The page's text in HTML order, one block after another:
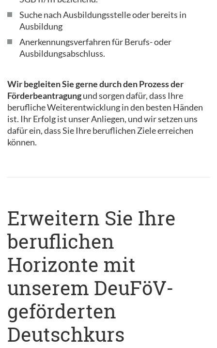
Suche nach Ausbildungsstelle oder bereits in
Ausbildung
Anerkennungsverfahren für Berufs- oder
Ausbildungsabschluss.
Wir begleiten Sie gerne durch den Prozess der
Förderbeantragungund sorgen dafür, dass Ihre
berufliche Weiterentwicklung in den besten Händen
ist. Ihr Erfolg ist unser Anliegen, und wir setzen uns
dafür ein, dass Sie Ihre beruflichen Ziele erreichen
können.
Erweitern Sie Ihre
beruflichen
Horizonte mit
unserem DeuFöV-
geförderten
Deutschkurs